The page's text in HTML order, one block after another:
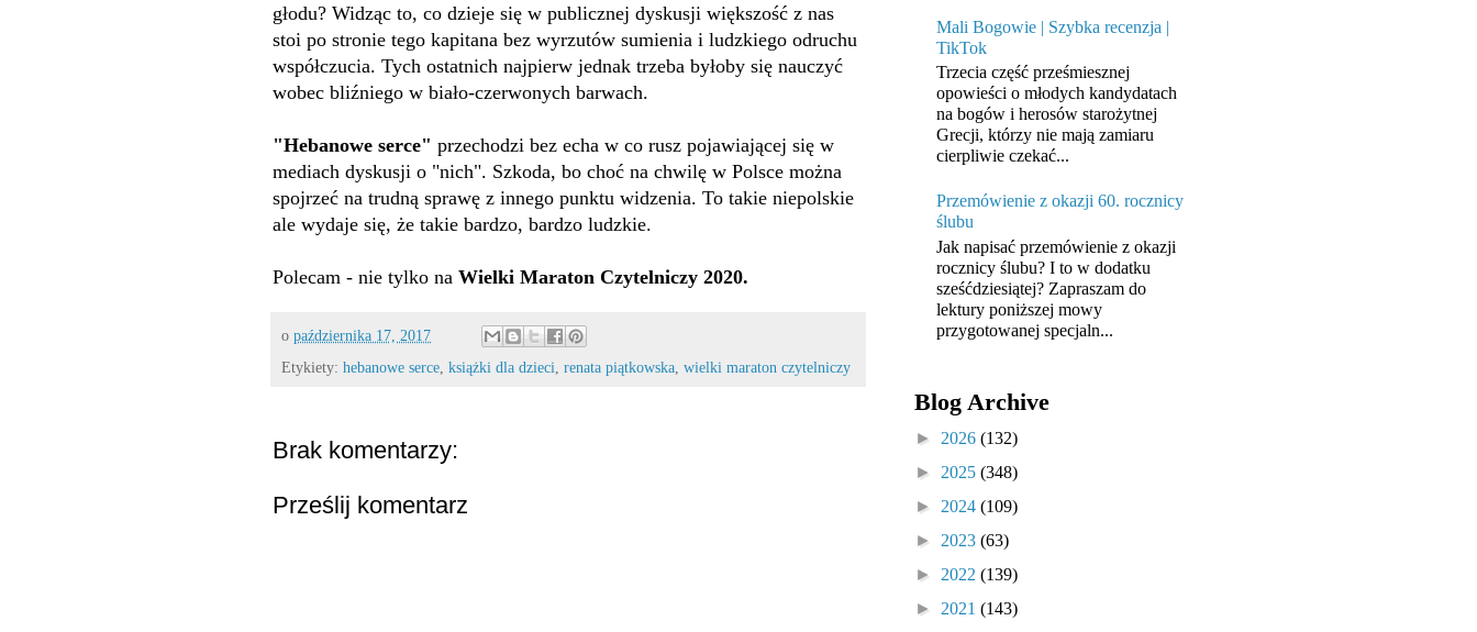
głodu? Widząc to, co dzieje się w publicznej dyskusji większość z nas
stoi po stronie tego kapitana bez wyrzutów sumienia i ludzkiego odruchu
współczucia. Tych ostatnich najpierw jednak trzeba byłoby się nauczyć
wobec bliźniego w biało-czerwonych barwach.
"Hebanowe serce" przechodzi bez echa w co rusz pojawiającej się w
mediach dyskusji o "nich". Szkoda, bo choć na chwilę w Polsce można
spojrzeć na trudną sprawę z innego punktu widzenia. To takie niepolskie
ale wydaje się, że takie bardzo, bardzo ludzkie.
Polecam - nie tylko na Wielki Maraton Czytelniczy 2020.
o października 17, 2017
Etykiety: hebanowe serce, książki dla dzieci, renata piątkowska, wielki maraton czytelniczy
Brak komentarzy:
Prześlij komentarz
Mali Bogowie | Szybka recenzja |
TikTok
Trzecia część prześmiesznej
opowieści o młodych kandydatach
na bogów i herosów starożytnej
Grecji, którzy nie mają zamiaru
cierpliwie czekać...
Przemówienie z okazji 60. rocznicy
ślubu
Jak napisać przemówienie z okazji
rocznicy ślubu? I to w dodatku
sześćdziesiątej? Zapraszam do
lektury poniższej mowy
przygotowanej specjaln...
Blog Archive
► 2026 (132)
► 2025 (348)
► 2024 (109)
► 2023 (63)
► 2022 (139)
► 2021 (143)